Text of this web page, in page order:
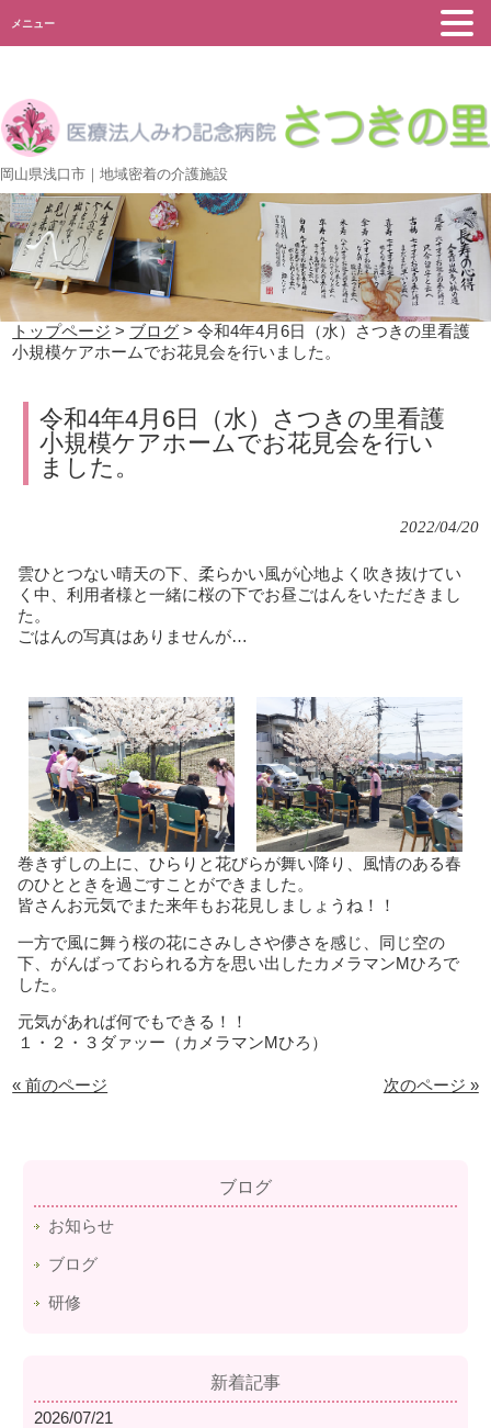
岡山県浅口市｜地域密着の介護施設
トップページ > ブログ > 令和4年4月6日（水）さつきの里看護
小規模ケアホームでお花見会を行いました。
令和4年4月6日（水）さつきの里看護
小規模ケアホームでお花見会を行い
ました。
2022/04/20
雲ひとつない晴天の下、柔らかい風が心地よく吹き抜けてい
く中、利用者様と一緒に桜の下でお昼ごはんをいただきまし
た。
ごはんの写真はありませんが…
巻きずしの上に、ひらりと花びらが舞い降り、風情のある春
のひとときを過ごすことができました。
皆さんお元気でまた来年もお花見しましょうね！！
一方で風に舞う桜の花にさみしさや儚さを感じ、同じ空の
下、がんばっておられる方を思い出したカメラマンMひろで
した。
元気があれば何でもできる！！
１・２・３ダァッー（カメラマンMひろ）
« 前のページ 次のページ »
ブログ
お知らせ
ブログ
研修
新着記事
2026/07/21
メニュー